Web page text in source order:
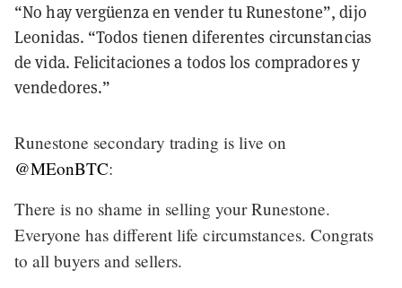
“No hay vergüenza en vender tu Runestone”, dijo
Leonidas. “Todos tienen diferentes circunstancias
de vida. Felicitaciones a todos los compradores y
vendedores.”
Runestone secondary trading is live on
@MEonBTC:
There is no shame in selling your Runestone.
Everyone has different life circumstances. Congrats
to all buyers and sellers.